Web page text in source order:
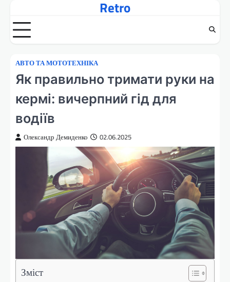
вмісту
Retro
АВТО ТА МОТОТЕХНІКА
Як правильно тримати руки на
кермі: вичерпний гід для
водіїв
Олександр Демиденко 02.06.2025
Зміст